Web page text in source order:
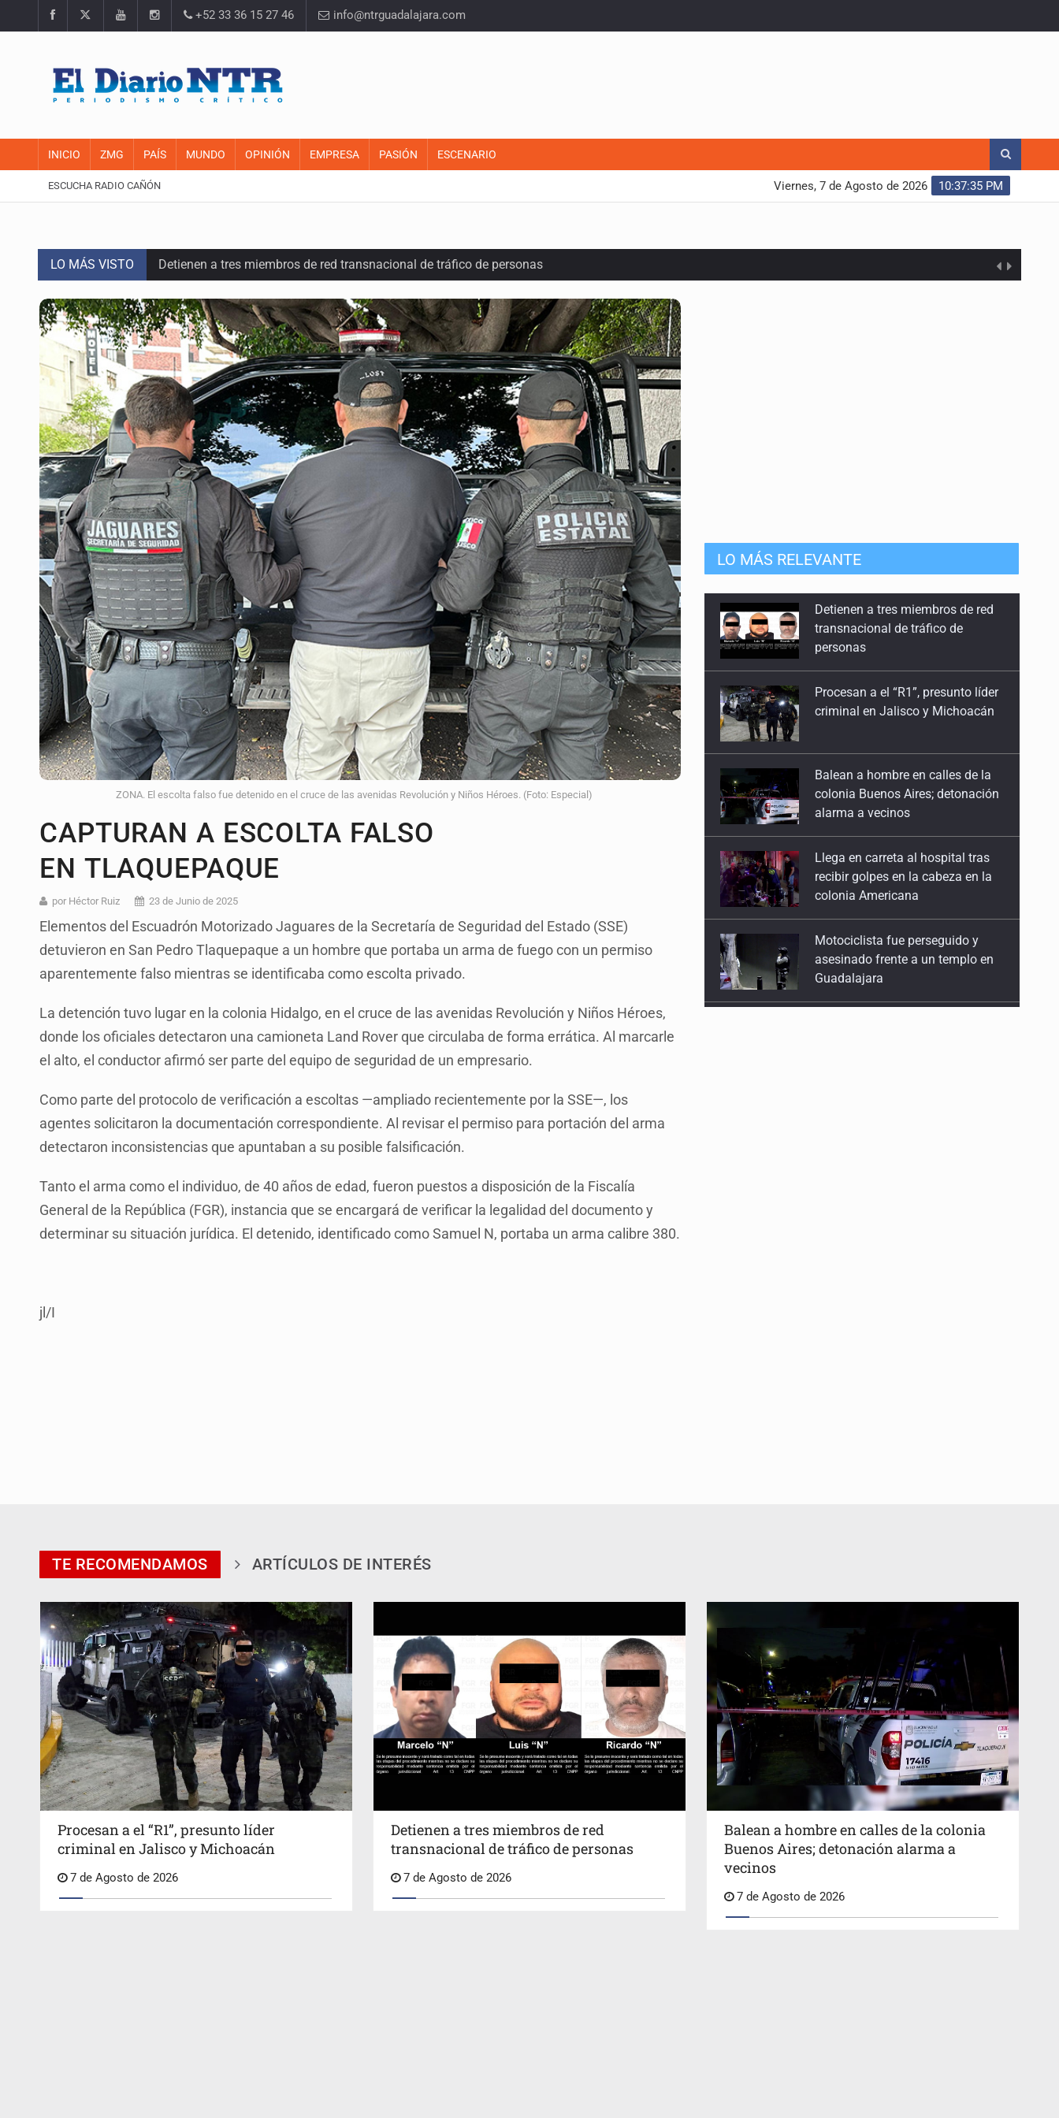
+52 33 36 15 27 46 info@ntrguadalajara.com
INICIO ZMG PAÍS MUNDO OPINIÓN EMPRESA PASIÓN ESCENARIO
ESCUCHA RADIO CAÑÓN 10:37:36 PM
Viernes, 7 de Agosto de 2026
LO MÁS VISTO Detienen a tres miembros de red transnacional de tráfico de personas
Balean a hombre en calles de la colonia Buenos Aires; detonación alarma a vecinos
Llega en carreta al hospital tras recibir golpes en la cabeza en la colonia Americana
Motociclista fue perseguido y asesinado frente a un templo en Guadalajara
Descartan riesgo tras reportes de olor a gas en tres colonias de Tlaquepaque
Cae en Zapopan prófugo estadounidense buscado por Interpol
UdeG convierte residuos de agave en biotextil
Quinto Patio
Se recuperan ya de ciclosporiasis
Procesan a el “R1”, presunto líder criminal en Jalisco y Michoacán
ZONA. El escolta falso fue detenido en el cruce de las avenidas Revolución y Niños Héroes. (Foto: Especial)
CAPTURAN A ESCOLTA FALSO
EN TLAQUEPAQUE
por Héctor Ruiz 23 de Junio de 2025
Elementos del Escuadrón Motorizado Jaguares de la Secretaría de Seguridad del Estado (SSE)
detuvieron en San Pedro Tlaquepaque a un hombre que portaba un arma de fuego con un permiso
aparentemente falso mientras se identificaba como escolta privado.
La detención tuvo lugar en la colonia Hidalgo, en el cruce de las avenidas Revolución y Niños Héroes,
donde los oficiales detectaron una camioneta Land Rover que circulaba de forma errática. Al marcarle
el alto, el conductor afirmó ser parte del equipo de seguridad de un empresario.
Como parte del protocolo de verificación a escoltas —ampliado recientemente por la SSE—, los
agentes solicitaron la documentación correspondiente. Al revisar el permiso para portación del arma
detectaron inconsistencias que apuntaban a su posible falsificación.
Tanto el arma como el individuo, de 40 años de edad, fueron puestos a disposición de la Fiscalía
General de la República (FGR), instancia que se encargará de verificar la legalidad del documento y
determinar su situación jurídica. El detenido, identificado como Samuel N, portaba un arma calibre 380.
jl/I
LO MÁS RELEVANTE
Procesan a el “R1”, presunto líder
criminal en Jalisco y Michoacán
Balean a hombre en calles de la
colonia Buenos Aires; detonación
Llega en carreta al hospital tras
recibir golpes en la cabeza en la
colonia Americana
Motociclista fue perseguido y
asesinado frente a un templo en
Guadalajara
Descartan riesgo tras reportes de
olor a gas en tres colonias de
Tlaquepaque
TE RECOMENDAMOS ARTÍCULOS DE INTERÉS
Procesan a el “R1”, presunto líder
criminal en Jalisco y Michoacán
7 de Agosto de 2026
Detienen a tres miembros de red
transnacional de tráfico de personas
7 de Agosto de 2026
Balean a hombre en calles de la colonia
Buenos Aires; detonación alarma a
vecinos
7 de Agosto de 2026